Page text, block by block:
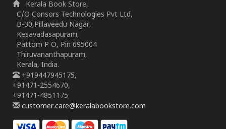
Kerala Book Store,
C/O Consors Technologies Pvt Ltd,
B-30,Pillaveedu Nagar,
Kesavadasapuram,
Pattom P O, Pin 695004
Thiruvananthapuram,
Kerala, India.
+919447945175,
+91471-2554670,
+91471-4851175
customer.care@keralabookstore.com